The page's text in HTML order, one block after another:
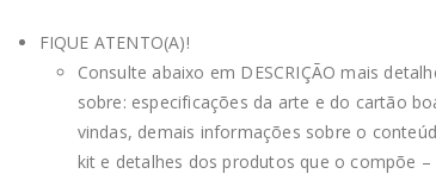
FIQUE ATENTO(A)!
Consulte abaixo em DESCRIÇÃO mais
sobre: especificações da arte e do cartão
vindas, demais informações sobre o
kit e detalhes dos produtos que o compõe –